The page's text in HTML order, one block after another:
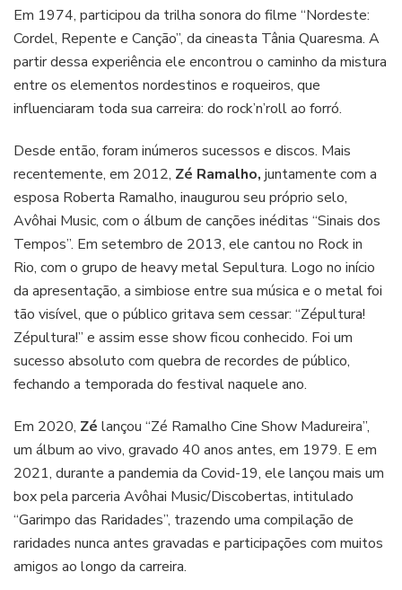
Em 1974, participou da trilha sonora do filme “Nordeste:
Cordel, Repente e Canção”, da cineasta Tânia Quaresma. A
partir dessa experiência ele encontrou o caminho da mistura
entre os elementos nordestinos e roqueiros, que
influenciaram toda sua carreira: do rock’n’roll ao forró.
Desde então, foram inúmeros sucessos e discos. Mais
recentemente, em 2012, Zé Ramalho, juntamente com a
esposa Roberta Ramalho, inaugurou seu próprio selo,
Avôhai Music, com o álbum de canções inéditas “Sinais dos
Tempos”. Em setembro de 2013, ele cantou no Rock in
Rio, com o grupo de heavy metal Sepultura. Logo no início
da apresentação, a simbiose entre sua música e o metal foi
tão visível, que o público gritava sem cessar: “Zépultura!
Zépultura!” e assim esse show ficou conhecido. Foi um
sucesso absoluto com quebra de recordes de público,
fechando a temporada do festival naquele ano.
Em 2020, Zé lançou “Zé Ramalho Cine Show Madureira”,
um álbum ao vivo, gravado 40 anos antes, em 1979. E em
2021, durante a pandemia da Covid-19, ele lançou mais um
box pela parceria Avôhai Music/Discobertas, intitulado
“Garimpo das Raridades”, trazendo uma compilação de
raridades nunca antes gravadas e participações com muitos
amigos ao longo da carreira.